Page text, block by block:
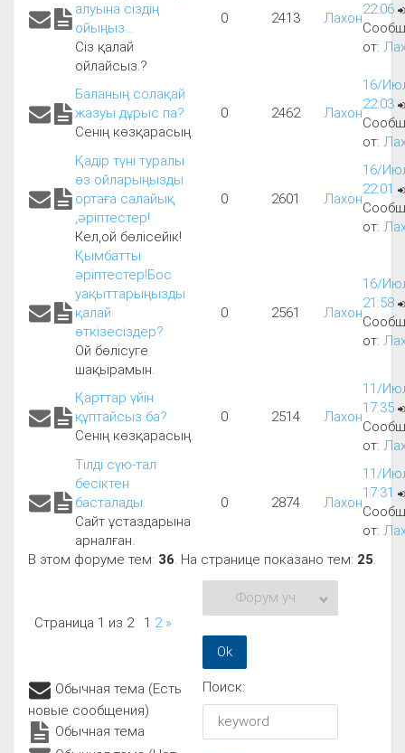
алуына сіздің
ойыңыз...
Сіз қалай
ойлайсыз.?
0 2413 Лахон
22:06
от:
Баланың солақай
жазуы дұрыс па?
Сенің көзқарасың.
0 2462 Лахон
16/
22:03
от:
Қадір түні туралы
өз ойларыңызды
ортаға салайық
,әріптестер!
Кел,ой бөлісейік!
0 2601 Лахон
16/
22:01
от:
Қымбатты
әріптестер!Бос
уақыттарыңызды
қалай
өткізесіздер?
Ой бөлісуге
шақырамын.
0 2561 Лахон
16/
21:58
от:
Қарттар үйін
құптайсыз ба?
Сенің көзқарасың.
0 2514 Лахон
11/
17:35
от:
Тілді сүю-тал
бесіктен
басталады.
Сайт ұстаздарына
арналған.
0 2874 Лахон
11/
17:31
от:
В этом форуме тем: 36. На странице показано тем: 25.
Страница 1 из 2 1 2 »
Обычная тема (Есть
новые сообщения)
Обычная тема
Поиск: